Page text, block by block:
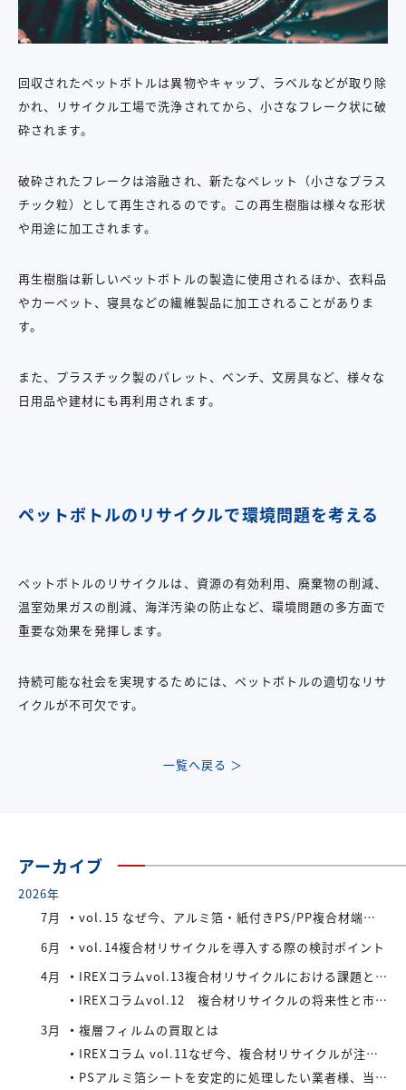
回収されたペットボトルは異物やキャップ、ラベルなどが取り除
かれ、リサイクル工場で洗浄されてから、小さなフレーク状に破
砕されます。
破砕されたフレークは溶融され、新たなペレット（小さなプラス
チック粒）として再生されるのです。この再生樹脂は様々な形状
や用途に加工されます。
再生樹脂は新しいペットボトルの製造に使用されるほか、衣料品
やカーペット、寝具などの繊維製品に加工されることがありま
す。
また、プラスチック製のパレット、ベンチ、文房具など、様々な
日用品や建材にも再利用されます。
ペットボトルのリサイクルで環境問題を考える
ペットボトルのリサイクルは、資源の有効利用、廃棄物の削減、
温室効果ガスの削減、海洋汚染の防止など、環境問題の多方面で
重要な効果を発揮します。
持続可能な社会を実現するためには、ペットボトルの適切なリサ
イクルが不可欠です。
一覧へ戻る ＞
アーカイブ
2026年
7月
vol.15 なぜ今、アルミ箔・紙付きPS/PP複合材端材が注目されているのか
6月
vol.14複合材リサイクルを導入する際の検討ポイント
4月
IREXコラムvol.13複合材リサイクルにおける課題と今後の展望
IREXコラムvol.12 複合材リサイクルの将来性と市場拡大の可能性
3月
複層フィルムの買取とは
IREXコラム vol.11なぜ今、複合材リサイクルが注目されているのか
PSアルミ箔シートを安定的に処理したい業者様、当社が買い取ります！